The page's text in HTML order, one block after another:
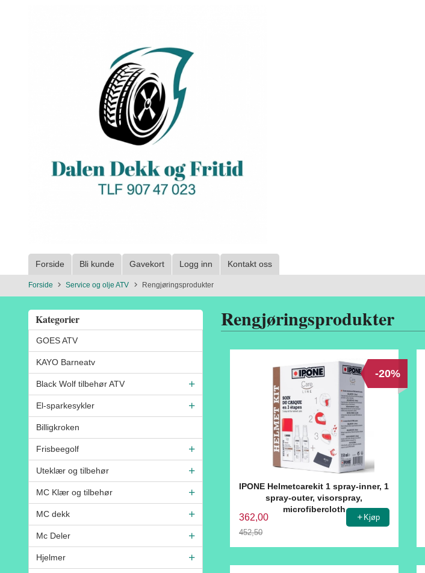
Forside Bli kunde Gavekort Logg inn Kontakt oss
Forside Service og olje ATV Rengjøringsprodukter
Kategorier
GOES ATV
KAYO Barneatv
Black Wolf tilbehør ATV
El-sparkesykler
Billigkroken
Frisbeegolf
Uteklær og tilbehør
MC Klær og tilbehør
MC dekk
Mc Deler
Hjelmer
Rengjøringsprodukter
IPONE Helmetcarekit 1 spray-inner, 1
spray-outer, visorspray,
microfibercloth
362,00
452,50
-20%
Kjøp